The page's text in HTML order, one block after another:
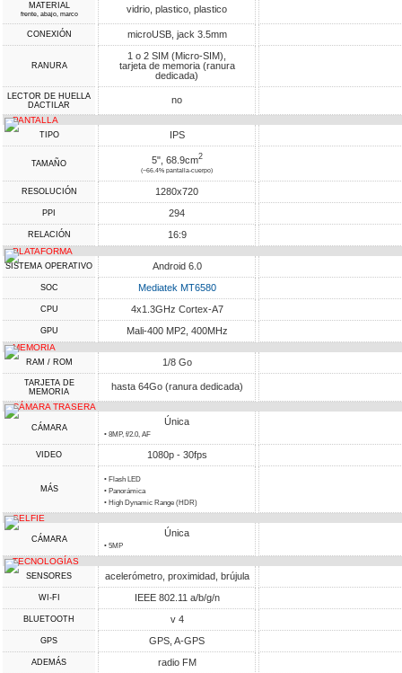
MATERIAL
frente, abajo, marco vidrio, plastico, plastico
CONEXIÓN microUSB, jack 3.5mm
RANURA
1 o 2 SIM (Micro-SIM),
tarjeta de memoria (ranura
dedicada)
LECTOR DE HUELLA
DACTILAR
no
PANTALLA
TIPO IPS
TAMAÑO 5", 68.9cm2
(~66.4% pantalla-cuerpo)
RESOLUCIÓN 1280x720
PPI 294
RELACIÓN 16:9
PLATAFORMA
SISTEMA OPERATIVO Android 6.0
SOC Mediatek MT6580
CPU 4x1.3GHz Cortex-A7
GPU Mali-400 MP2, 400MHz
MEMORIA
RAM / ROM 1/8 Go
TARJETA DE
MEMORIA
hasta 64Go (ranura dedicada)
CÁMARA TRASERA
CÁMARA
Única
• 8MP, f/2.0, AF
VIDEO 1080p - 30fps
MÁS
• Flash LED
• Panorámica
• High Dynamic Range (HDR)
SELFIE
CÁMARA
Única
• 5MP
TECNOLOGÍAS
SENSORES acelerómetro, proximidad, brújula
WI-FI IEEE 802.11 a/b/g/n
BLUETOOTH v 4
GPS GPS, A-GPS
ADEMÁS
radio FM